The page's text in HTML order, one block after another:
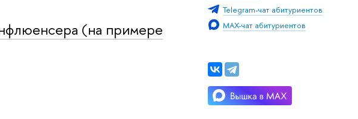
Telegram-чат абитуриентов
MAX-чат абитуриентов
(на примере